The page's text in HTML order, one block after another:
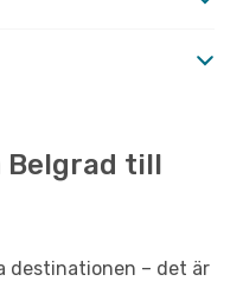
Belgrad till
destinationen – det är